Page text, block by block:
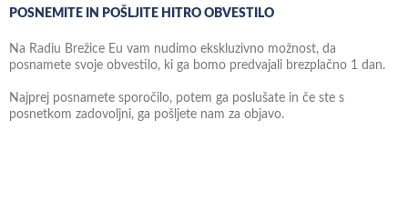
POSNEMITE IN POŠLJITE HITRO OBVESTILO
Na Radiu Brežice Eu vam nudimo ekskluzivno možnost, da
posnamete svoje obvestilo, ki ga bomo predvajali brezplačno 1 dan.
Najprej posnamete sporočilo, potem ga poslušate in če ste s
posnetkom zadovoljni, ga pošljete nam za objavo.